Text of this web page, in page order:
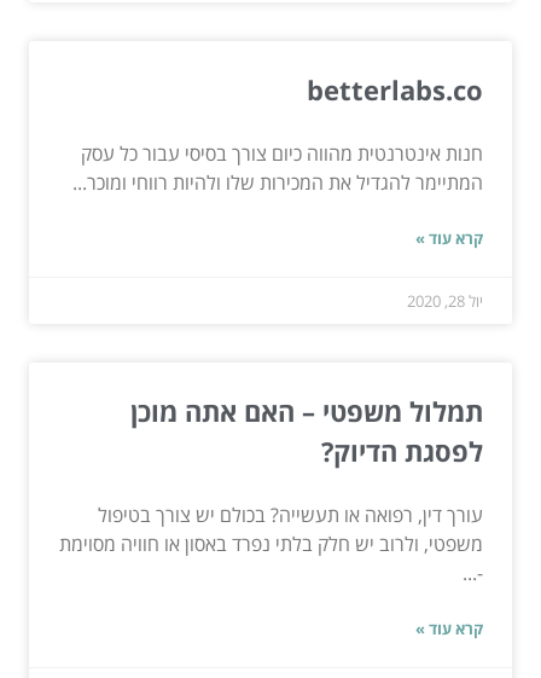
betterlabs.co
חנות אינטרנטית מהווה כיום צורך בסיסי עבור כל עסק
המתיימר להגדיל את המכירות שלו ולהיות רווחי ומוכר...
קרא עוד »
יול 28, 2020
תמלול משפטי – האם אתה מוכן
לפסגת הדיוק?
עורך דין, רפואה או תעשייה? בכולם יש צורך בטיפול
משפטי, ולרוב יש חלק בלתי נפרד באסון או חוויה מסוימת
-...
קרא עוד »